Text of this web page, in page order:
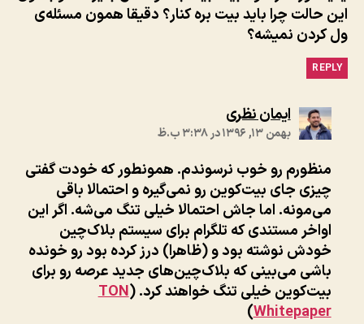
این حالت چرا باید بیت بره کنار؟ دقیقا همون مسئله‌ی
ول کردن نمیشه؟
REPLY
ایمان نظری
بهمن ۱۳, ۱۳۹۶ در ۳:۳۸ ب.ظ
منظورم رو خوب نرسوندم. همونطور که خودت گفتی
چیزی جای بیت‌کوین رو نمی‌گیره و احتمالا باقی
می‌مونه. اما جاش احتمالا خیلی تنگ می‌شه. اگر این
اواخر مستندی که تلگرام برای سیستم بلاک‌چین
خودش نوشته بود و (ظاهرا) درز کرده بود رو خونده
باشی می‌بینی که بلاک‌چین‌های جدید عرصه رو برای
بیت‌کوین خیلی تنگ خواهند کرد. (TON
Whitepaper
)